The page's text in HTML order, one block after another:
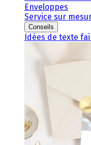
Enveloppes
Service sur
Conseils
Idées de texte